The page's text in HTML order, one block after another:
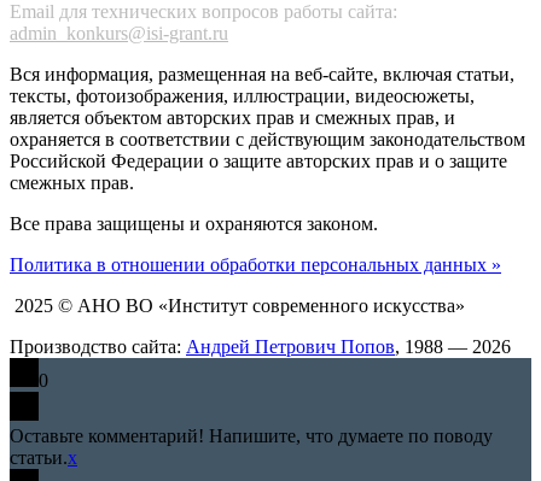
Email для технических вопросов работы сайта:
admin_konkurs@isi-grant.ru
Вся информация, размещенная на веб-сайте, включая статьи,
тексты, фотоизображения, иллюстрации, видеосюжеты,
является объектом авторских прав и смежных прав, и
охраняется в соответствии с действующим законодательством
Российской Федерации о защите авторских прав и о защите
смежных прав.
Все права защищены и охраняются законом.
Политика в отношении обработки персональных данных »
2025 © АНО ВО «Институт современного искусства»
Производство сайта: Андрей Петрович Попов, 1988 — 2026
0
Оставьте комментарий! Напишите, что думаете по поводу
статьи.x